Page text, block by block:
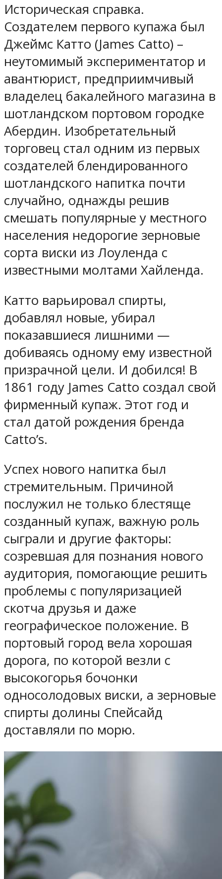
Историческая справка.
Создателем первого купажа был
Джеймс Катто (James Catto) –
неутомимый экспериментатор и
авантюрист, предприимчивый
владелец бакалейного магазина в
шотландском портовом городке
Абердин. Изобретательный
торговец стал одним из первых
создателей блендированного
шотландского напитка почти
случайно, однажды решив
смешать популярные у местного
населения недорогие зерновые
сорта виски из Лоуленда с
известными молтами Хайленда.
Катто варьировал спирты,
добавлял новые, убирал
показавшиеся лишними —
добиваясь одному ему известной
призрачной цели. И добился! В
1861 году James Catto создал свой
фирменный купаж. Этот год и
стал датой рождения бренда
Catto’s.
Успех нового напитка был
стремительным. Причиной
послужил не только блестяще
созданный купаж, важную роль
сыграли и другие факторы:
созревшая для познания нового
аудитория, помогающие решить
проблемы с популяризацией
скотча друзья и даже
географическое положение. В
портовый город вела хорошая
дорога, по которой везли с
высокогорья бочонки
односолодовых виски, а зерновые
спирты долины Спейсайд
доставляли по морю.